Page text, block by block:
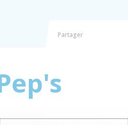
Partager